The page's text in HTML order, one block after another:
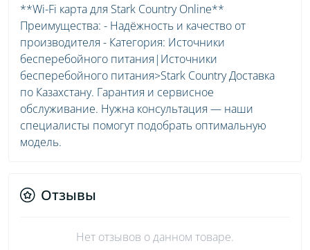
**Wi-Fi карта для Stark Country Online**
Преимущества: - Надёжность и качество от
производителя - Категория: Источники
бесперебойного питания|Источники
бесперебойного питания>Stark Country Доставка
по Казахстану. Гарантия и сервисное
обслуживание. Нужна консультация — наши
специалисты помогут подобрать оптимальную
модель.
Отзывы
Нет отзывов о данном товаре.